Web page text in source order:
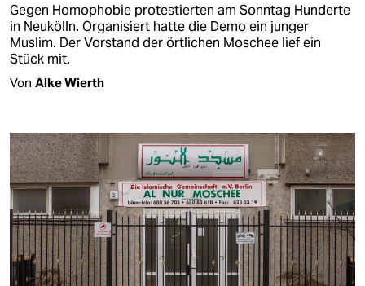
Gegen Homophobie protestierten am Sonntag Hunderte
in Neukölln. Organisiert hatte die Demo ein junger
Muslim. Der Vorstand der örtlichen Moschee lief ein
Stück mit.
Von Alke Wierth